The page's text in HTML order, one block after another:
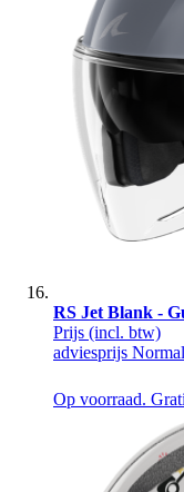
RS Jet Blank -
Prijs (incl. btw)
adviesprijs
Op voorraad.